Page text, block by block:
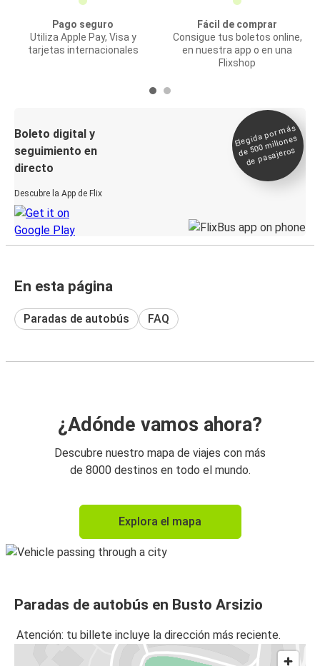
Pago seguro
Utiliza Apple Pay, Visa y
tarjetas internacionales
Fácil de comprar
Consigue tus boletos online,
en nuestra app o en una
Flixshop
Boleto digital y
seguimiento en
directo
Descubre la App de Flix
Elegida por
más
de 500
millones
de pasajeros
En esta página
Paradas de autobús FAQ
¿Adónde vamos ahora?
Descubre nuestro mapa de viajes con más
de 8000 destinos en todo el mundo.
Explora el mapa
Paradas de autobús en Busto Arsizio
Atención: tu billete incluye la dirección más reciente.